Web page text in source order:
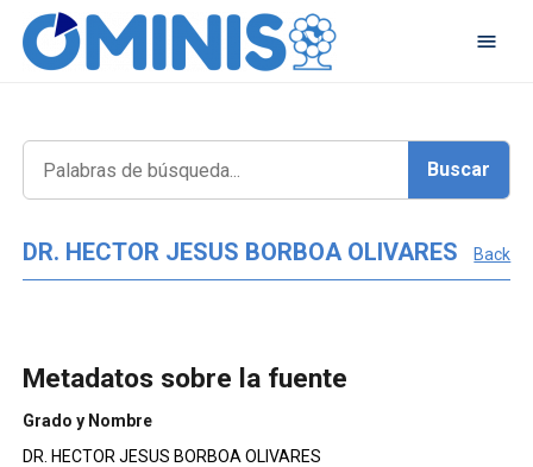
DR. HECTOR JESUS BORBOA OLIVARES Back
Metadatos sobre la fuente
Grado y Nombre
DR. HECTOR JESUS BORBOA OLIVARES